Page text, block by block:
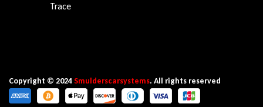
Trace
Copyright © 2024Smulderscarsystems. All rights reserved